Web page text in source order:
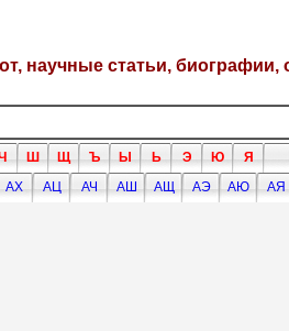
научные статьи, биографии,
Ш Щ Ъ Ы Ь Э Ю Я
АХ АЦ АЧ АШ АЩ АЭ АЮ
АЯ